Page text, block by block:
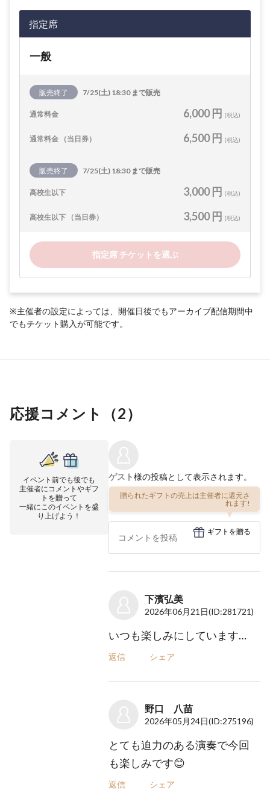
指定席
一般
販売終了 7/25(土) 18:30 まで販売
通常料金 6,000 円 (税込)
通常料金 （当日券） 6,500 円 (税込)
販売終了 7/25(土) 18:30 まで販売
高校生以下 3,000 円 (税込)
高校生以下 （当日券） 3,500 円 (税込)
指定席 チケットを選ぶ
※主催者の設定によっては、開催日後でもアーカイブ配信期間中
でもチケット購入が可能です。
応援コメント（2）
イベント前でも後でも
主催者にコメントやギフ
トを贈って
一緒にこのイベントを盛
り上げよう！
ゲスト様の投稿として表示されます。
贈られたギフトの売上は主催者に還元さ
れます!
ギフトを贈る
下濱弘美
2026年06月21日(ID:281721)
いつも楽しみにしています…
返信 シェア
野口 八苗
2026年05月24日(ID:275196)
とても迫力のある演奏で今回
も楽しみです😊
返信 シェア